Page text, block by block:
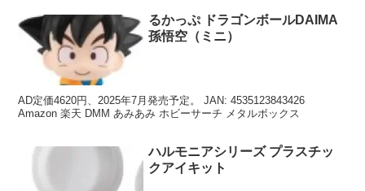
るかっぷ ドラゴンボールDAIMA
孫悟空（ミニ）
AD定価4620円、2025年7月発売予定。 JAN: 4535123843426
Amazon 楽天 DMM あみあみ ホビーサーチ メタルボックス
ハルモニアシリーズ プラスチッ
クアイキット